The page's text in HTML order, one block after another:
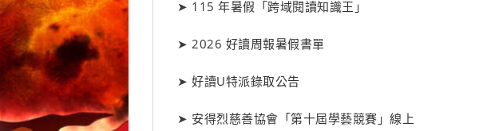
➤ 115 年暑假「跨域閱讀知識王」
➤ 2026 好讀周報暑假書單
➤ 好讀U特派錄取公告
➤ 安得烈慈善協會「第十屆學藝競賽」線上